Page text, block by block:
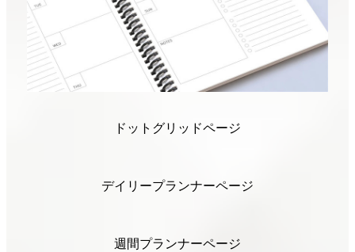
ドットグリッドページ
デイリープランナーページ
週間プランナーページ